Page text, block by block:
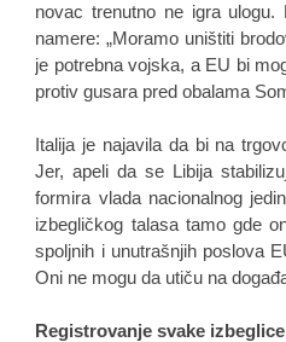
novac trenutno ne igra
namere: „Moramo uništiti
je potrebna vojska, a EU bi
protiv gusara pred obalama
Italija je najavila da bi na
Jer, apeli da se Libija
formira vlada nacionalnog
izbegličkog talasa tamo gde
spoljnih i unutrašnjih poslova
Oni ne mogu da utiču na
Registrovanje svake izbeglice